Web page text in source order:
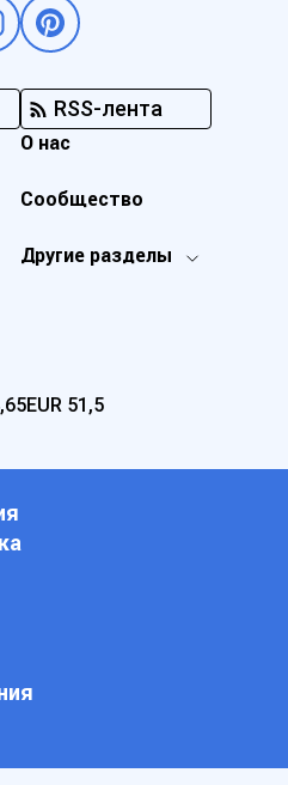
RSS-лента
Другие разделы
О нас
Сообщество
EUR 51,5